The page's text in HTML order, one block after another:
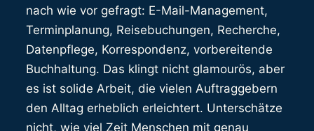
nach wie vor gefragt: E-Mail-Management,
Terminplanung, Reisebuchungen, Recherche,
Datenpflege, Korrespondenz, vorbereitende
Buchhaltung. Das klingt nicht glamourös, aber
es ist solide Arbeit, die vielen Auftraggebern
den Alltag erheblich erleichtert. Unterschätze
nicht, wie viel Zeit Menschen mit genau